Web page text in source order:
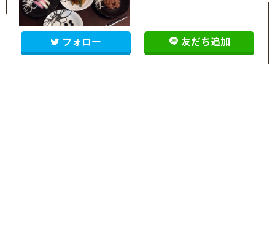
フォロー 友だち追加